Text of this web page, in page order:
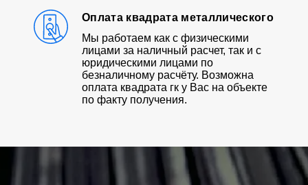
Оплата квадрата металлического
Мы работаем как с физическими
лицами за наличный расчет, так и с
юридическими лицами по
безналичному расчёту. Возможна
оплата квадрата гк у Вас на объекте
по факту получения.